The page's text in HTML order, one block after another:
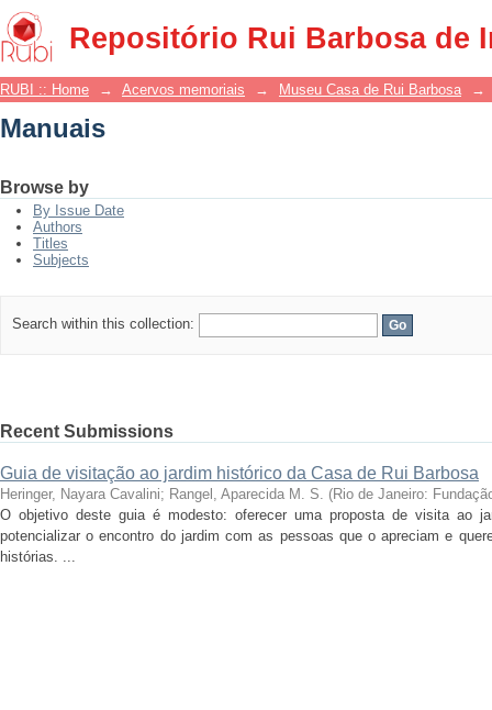
Repositório Rui Barbosa de
Manuais
RUBI :: Home → Acervos memoriais → Museu Casa de Rui Barbosa →
Manuais
Browse by
By Issue Date
Authors
Titles
Subjects
Search within this collection:
Recent Submissions
Guia de visitação ao jardim histórico da Casa de Rui Barbosa
Heringer, Nayara Cavalini; Rangel, Aparecida M. S. (Rio de Janeiro:
O objetivo deste guia é modesto: oferecer uma proposta de visita ao
potencializar o encontro do jardim com as pessoas que o apreciam e
histórias. ...